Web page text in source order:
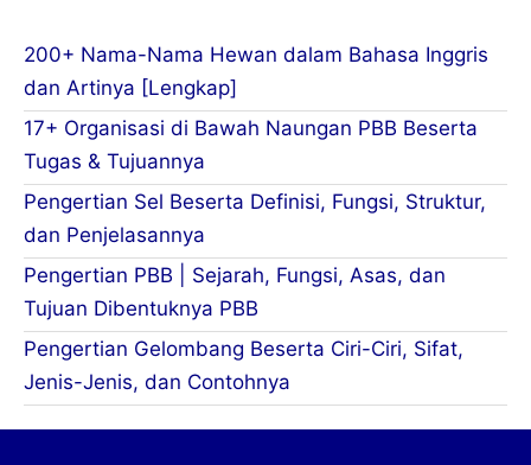
200+ Nama-Nama Hewan dalam Bahasa Inggris
dan Artinya [Lengkap]
17+ Organisasi di Bawah Naungan PBB Beserta
Tugas & Tujuannya
Pengertian Sel Beserta Definisi, Fungsi, Struktur,
dan Penjelasannya
Pengertian PBB | Sejarah, Fungsi, Asas, dan
Tujuan Dibentuknya PBB
Pengertian Gelombang Beserta Ciri-Ciri, Sifat,
Jenis-Jenis, dan Contohnya